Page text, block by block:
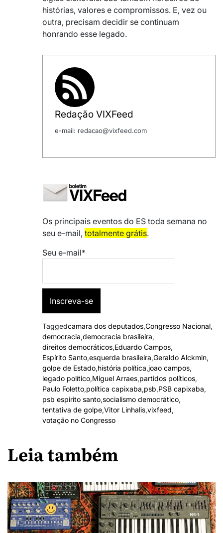
histórias, valores e compromissos. E, vez ou
outra, precisam decidir se continuam
honrando esse legado.
Redação VIXFeed
e-mail: redacao@vixfeed.com
Os principais eventos do ES toda semana no
seu e-mail, totalmente grátis.
Seu e-mail*
Taggedcamara dos deputados,Congresso Nacional,
democracia,democracia brasileira,
direitos democráticos,Eduardo Campos,
Espírito Santo,esquerda brasileira,Geraldo Alckmin,
golpe de Estado,história política,joao campos,
legado político,Miguel Arraes,partidos políticos,
Paulo Foletto,política capixaba,psb,PSB capixaba,
psb espirito santo,socialismo democrático,
tentativa de golpe,Vitor Linhalis,vixfeed,
votação no Congresso
Leia também